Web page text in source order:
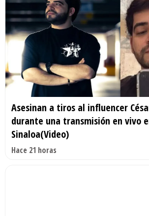
Asesinan a tiros al influencer
durante una transmisión en vivo
Sinaloa(Video)
Hace 21 horas